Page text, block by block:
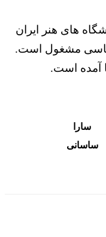
های هنر ایران
مشغول است.
سارا
ساسانی